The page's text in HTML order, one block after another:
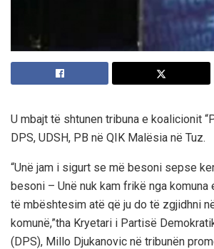
U mbajt të shtunen tribuna e koalicionit
DPS, UDSH, PB në QIK Malësia në Tuz.
“Unë jam i sigurt se më besoni sepse
besoni – Unë nuk kam frikë nga komuna
të mbështesim atë që ju do të zgjidhni
komunë,”tha Kryetari i Partisë
(DPS), Millo Djukanovic në tribunën